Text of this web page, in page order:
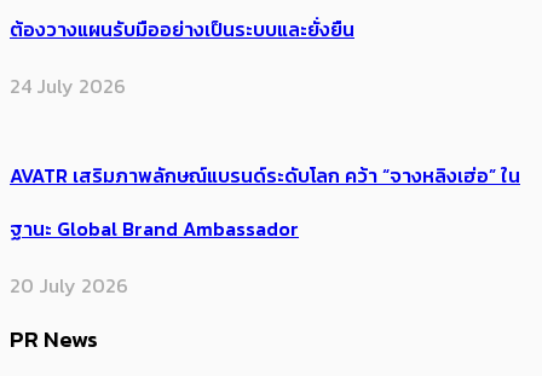
ต้องวางแผนรับมืออย่างเป็นระบบและยั่งยืน
24 July 2026
AVATR เสริมภาพลักษณ์แบรนด์ระดับโลก คว้า “จางหลิงเฮ่อ” ใน
ฐานะ Global Brand Ambassador
20 July 2026
PR News